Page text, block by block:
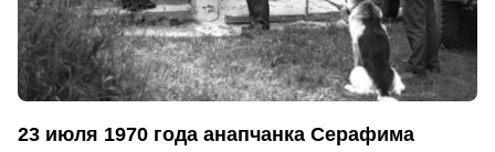
23 июля 1970 года анапчанка Серафима